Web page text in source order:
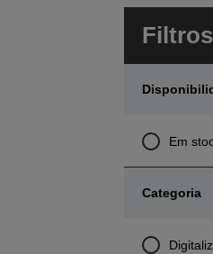
Filtros
Em
Categoria